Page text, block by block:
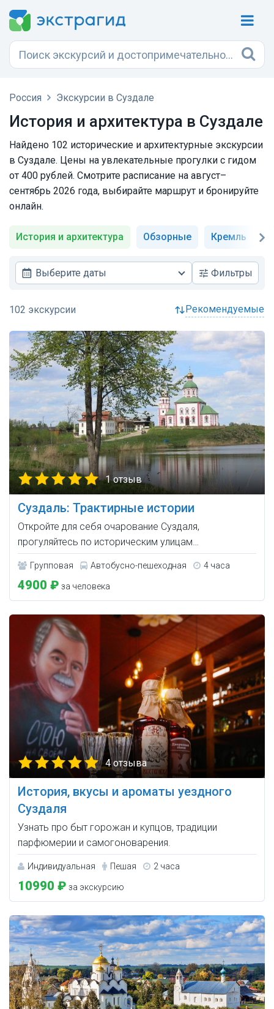
Россия Экскурсии в Суздале
История и архитектура в Суздале
Найдено 102 исторические и архитектурные экскурсии
в Суздале. Цены на увлекательные прогулки с гидом
от 400 рублей. Смотрите расписание на август–
сентябрь 2026 года, выбирайте маршрут и бронируйте
онлайн.
История и архитектура Обзорные Кремль
Выберите даты Фильтры
рекомендуемые
1 отзыв
Суздаль: Трактирные истории
Откройте для себя очарование Суздаля,
прогуляйтесь по историческим улицам…
Групповая Автобусно-пешеходная 4 часа
4900 ₽ за человека
4 отзыва
История, вкусы и ароматы уездного
Суздаля
Узнать про быт горожан и купцов, традиции
парфюмерии и самогоноварения.
Индивидуальная Пешая 2 часа
10990 ₽ за экскурсию